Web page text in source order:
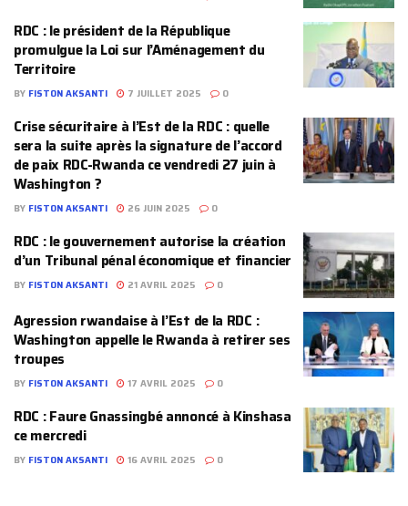
RDC : le président de la République
promulgue la Loi sur l’Aménagement du
Territoire
BY FISTON AKSANTI 7 JUILLET 2025 0
Crise sécuritaire à l’Est de la RDC : quelle
sera la suite après la signature de l’accord
de paix RDC-Rwanda ce vendredi 27 juin à
Washington ?
BY FISTON AKSANTI 26 JUIN 2025 0
RDC : le gouvernement autorise la création
d’un Tribunal pénal économique et financier
BY FISTON AKSANTI 21 AVRIL 2025 0
Agression rwandaise à l’Est de la RDC :
Washington appelle le Rwanda à retirer ses
troupes
BY FISTON AKSANTI 17 AVRIL 2025 0
RDC : Faure Gnassingbé annoncé à Kinshasa
ce mercredi
BY FISTON AKSANTI 16 AVRIL 2025 0